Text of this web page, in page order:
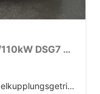
Selection 1.5 eTSI mHEV 150PS/110kW DSG7 2026 +AHK+EL.HECK+NAVI+KESSY
Doppelkupplungsgetriebe (DSG)